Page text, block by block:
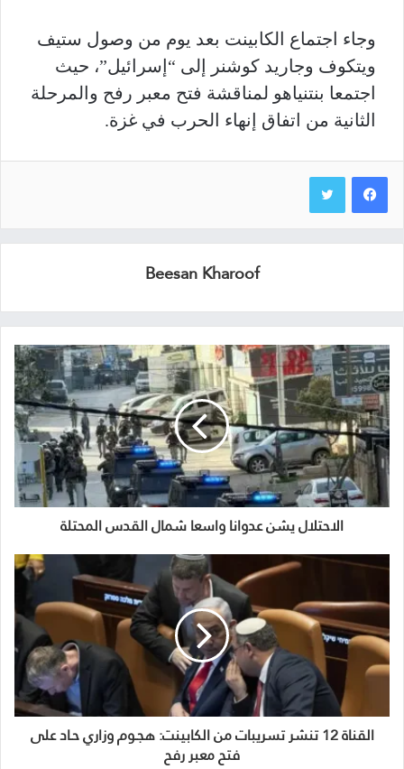
وجاء اجتماع الكابينت بعد يوم من وصول ستيف
ويتكوف وجاريد كوشنر إلى “إسرائيل”، حيث
اجتمعا بنتنياهو لمناقشة فتح معبر رفح والمرحلة
الثانية من اتفاق إنهاء الحرب في غزة.
Beesan Kharoof
الاحتلال يشن عدوانا واسعا شمال القدس المحتلة
القناة 12 تنشر تسريبات من الكابينت: هجـوم وزاري حـاد على
فتح معبر رفح